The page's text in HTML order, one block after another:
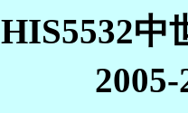
HIS5532中